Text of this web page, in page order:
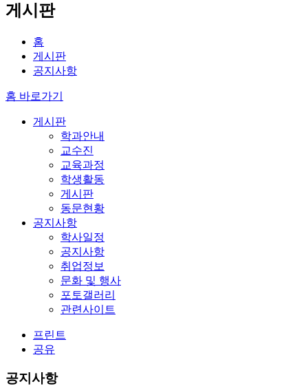
게시판
홈
게시판
공지사항
홈 바로가기
게시판
학과안내
교수진
교육과정
학생활동
게시판
동문현황
공지사항
학사일정
공지사항
취업정보
문화 및 행사
포토갤러리
관련사이트
프린트
공유
공지사항